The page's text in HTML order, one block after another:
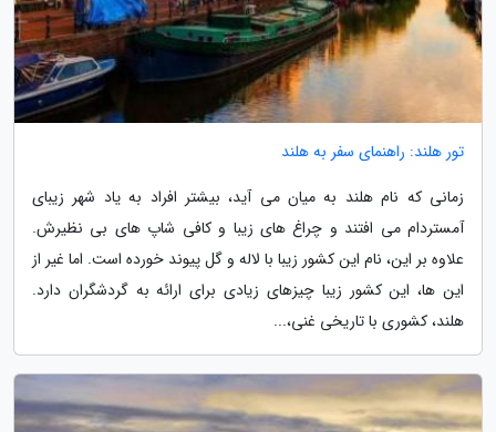
تور هلند: راهنمای سفر به هلند
زمانی که نام هلند به میان می آید، بیشتر افراد به یاد شهر زیبای
آمستردام می افتند و چراغ های زیبا و کافی شاپ های بی نظیرش.
علاوه بر این، نام این کشور زیبا با لاله و گل پیوند خورده است. اما غیر از
این ها، این کشور زیبا چیزهای زیادی برای ارائه به گردشگران دارد.
هلند، کشوری با تاریخی غنی،...